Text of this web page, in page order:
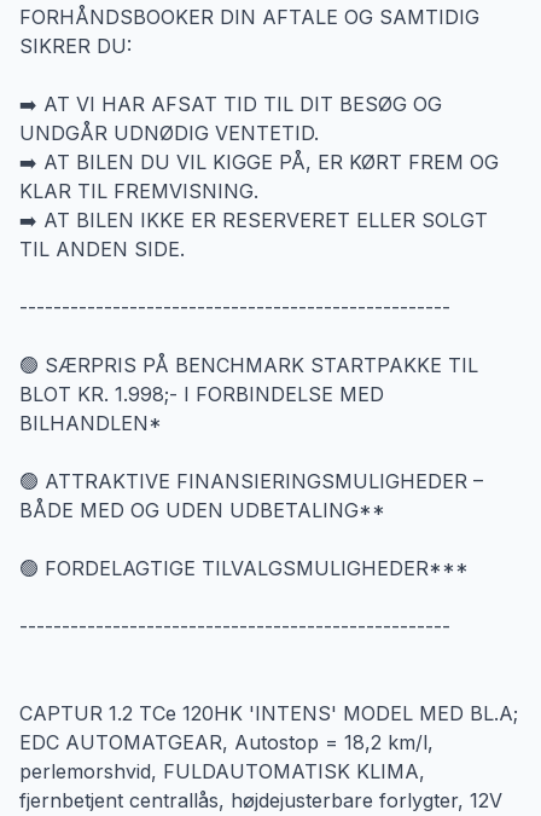
FORHÅNDSBOOKER DIN AFTALE OG SAMTIDIG
SIKRER DU:
➡️ AT VI HAR AFSAT TID TIL DIT BESØG OG
UNDGÅR UDNØDIG VENTETID.
➡️ AT BILEN DU VIL KIGGE PÅ, ER KØRT FREM OG
KLAR TIL FREMVISNING.
➡️ AT BILEN IKKE ER RESERVERET ELLER SOLGT
TIL ANDEN SIDE.
---------------------------------------------------
🟢 SÆRPRIS PÅ BENCHMARK STARTPAKKE TIL
BLOT KR. 1.998;- I FORBINDELSE MED
BILHANDLEN*
🟢 ATTRAKTIVE FINANSIERINGSMULIGHEDER –
BÅDE MED OG UDEN UDBETALING**
🟢 FORDELAGTIGE TILVALGSMULIGHEDER***
---------------------------------------------------
CAPTUR 1.2 TCe 120HK 'INTENS' MODEL MED BL.A;
EDC AUTOMATGEAR, Autostop = 18,2 km/l,
perlemorshvid, FULDAUTOMATISK KLIMA,
fjernbetjent centrallås, højdejusterbare forlygter, 12V